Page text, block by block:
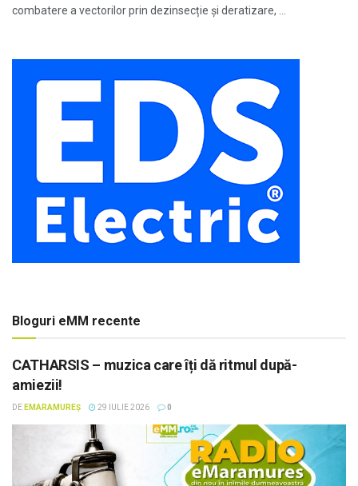
combatere a vectorilor prin dezinsecție și deratizare, ...
Bloguri eMM recente
CATHARSIS – muzica care îți dă ritmul după-
amiezii!
DE EMARAMUREȘ 29 IULIE 2026 0